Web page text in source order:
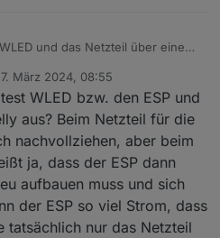
und das Netzteil über einen
der Adapter den Log voll mit
nicht erreichbar ist. Kann
verhindern?
März 2024, 08:55
von
WLED bzw. den ESP und
aus? Beim Netzteil für die
nachvollziehen, aber beim
ja, dass der ESP dann
aufbauen muss und sich
der ESP so viel Strom, dass
tatsächlich nur das Netzteil